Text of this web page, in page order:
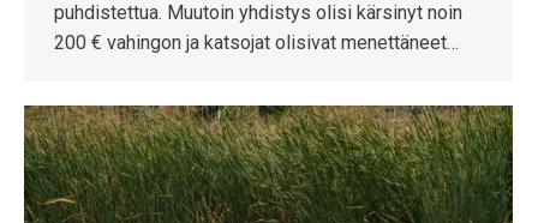
puhdistettua. Muutoin yhdistys olisi kärsinyt noin
200 € vahingon ja katsojat olisivat menettäneet…